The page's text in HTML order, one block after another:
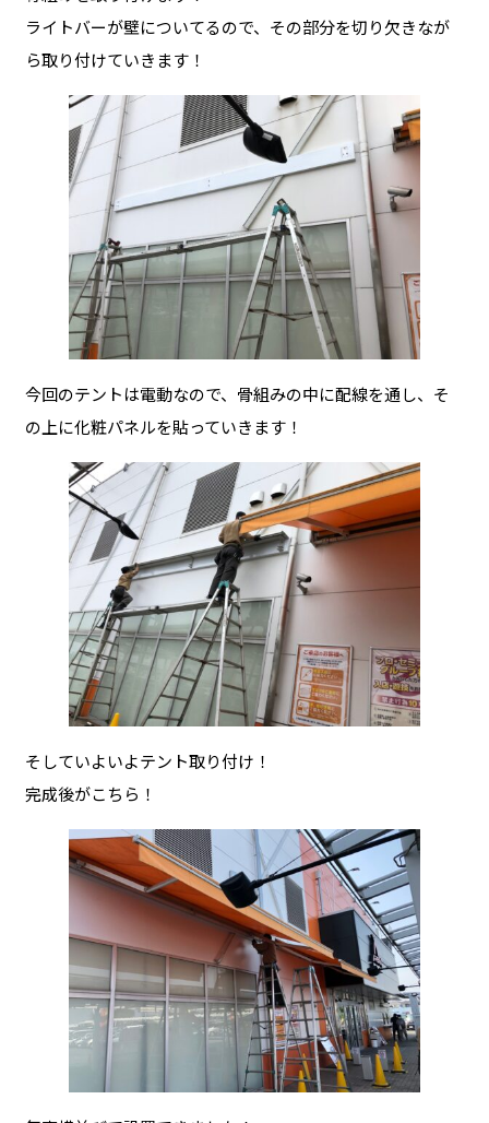
ライトバーが壁についてるので、その部分を切り欠きなが
ら取り付けていきます！
今回のテントは電動なので、骨組みの中に配線を通し、そ
の上に化粧パネルを貼っていきます！
そしていよいよテント取り付け！
完成後がこちら！